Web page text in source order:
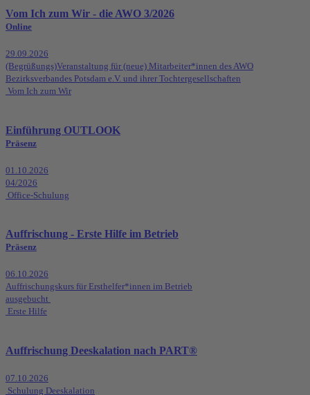
Vom Ich zum Wir - die AWO 3/2026
Online
29.09.2026
(Begrüßungs)Veranstaltung für (neue) Mitarbeiter*innen des AWO
Bezirksverbandes Potsdam e.V. und ihrer Tochtergesellschaften
Vom Ich zum Wir
Einführung OUTLOOK
Präsenz
01.10.2026
04/2026
Office-Schulung
Auffrischung - Erste Hilfe im Betrieb
Präsenz
06.10.2026
Auffrischungskurs für Ersthelfer*innen im Betrieb
ausgebucht
Erste Hilfe
Auffrischung Deeskalation nach PART®
07.10.2026
Schulung Deeskalation